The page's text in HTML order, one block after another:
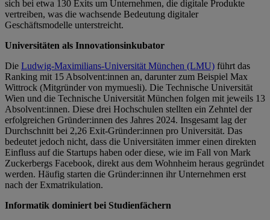
sich bei etwa 130 Exits um Unternehmen, die digitale Produkte
vertreiben, was die wachsende Bedeutung digitaler
Geschäftsmodelle unterstreicht.
Universitäten als Innovationsinkubator
Die Ludwig-Maximilians-Universität München (LMU) führt das
Ranking mit 15 Absolvent:innen an, darunter zum Beispiel Max
Wittrock (Mitgründer von mymuesli). Die Technische Universität
Wien und die Technische Universität München folgen mit jeweils 13
Absolvent:innen. Diese drei Hochschulen stellten ein Zehntel der
erfolgreichen Gründer:innen des Jahres 2024. Insgesamt lag der
Durchschnitt bei 2,26 Exit-Gründer:innen pro Universität. Das
bedeutet jedoch nicht, dass die Universitäten immer einen direkten
Einfluss auf die Startups haben oder diese, wie im Fall von Mark
Zuckerbergs Facebook, direkt aus dem Wohnheim heraus gegründet
werden. Häufig starten die Gründer:innen ihr Unternehmen erst
nach der Exmatrikulation.
Informatik dominiert bei Studienfächern